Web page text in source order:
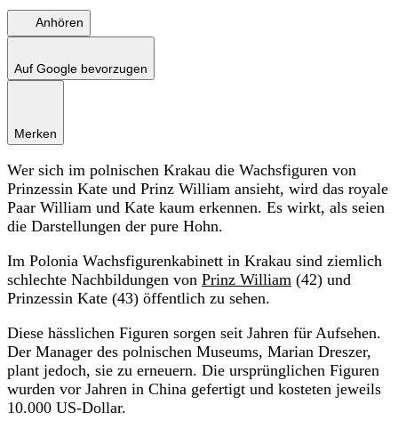
Anhören
Auf Google bevorzugen
Merken
Wer sich im polnischen Krakau die Wachsfiguren von
Prinzessin Kate und Prinz William ansieht, wird das royale
Paar William und Kate kaum erkennen. Es wirkt, als seien
die Darstellungen der pure Hohn.
Im Polonia Wachsfigurenkabinett in Krakau sind ziemlich
schlechte Nachbildungen von Prinz William (42) und
Prinzessin Kate (43) öffentlich zu sehen.
Diese hässlichen Figuren sorgen seit Jahren für Aufsehen.
Der Manager des polnischen Museums, Marian Dreszer,
plant jedoch, sie zu erneuern. Die ursprünglichen Figuren
wurden vor Jahren in China gefertigt und kosteten jeweils
10.000 US-Dollar.